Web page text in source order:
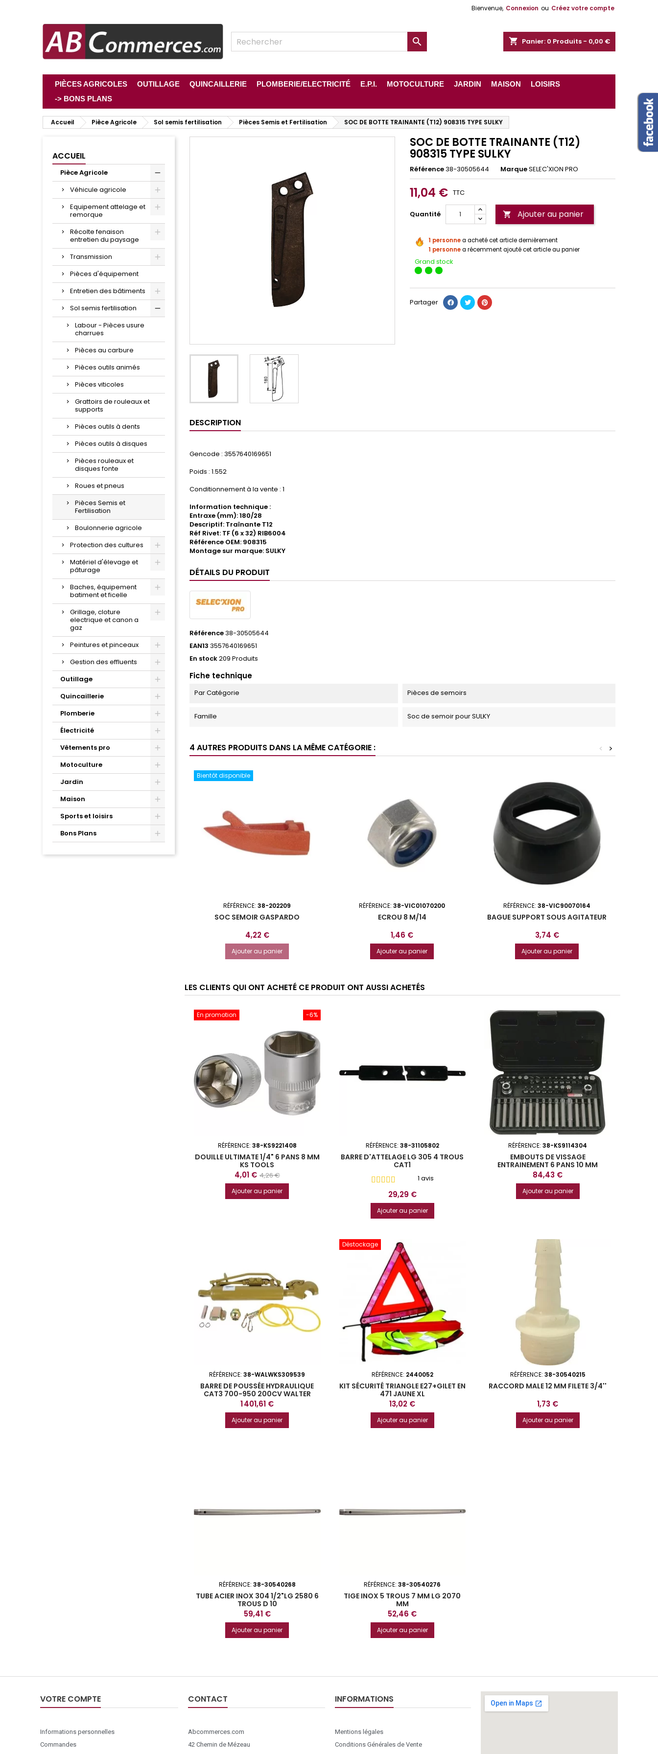
Bienvenue, Connexion ou Créez votre compte
shopping_cart Panier: 0 Produits - 0,00 €

PIÈCES AGRICOLES OUTILLAGE QUINCAILLERIE PLOMBERIE/ELECTRICITÉ E.P.I. MOTOCULTURE JARDIN MAISON
LOISIRS
-> BONS PLANS
Accueil Pièce Agricole Sol semis fertilisation Pièces Semis et Fertilisation SOC DE BOTTE TRAINANTE (T12) 908315 TYPE SULKY
ACCUEIL
Pièce Agricole
Véhicule agricole
Equipement attelage et
remorque
Récolte fenaison
entretien du paysage
Transmission
Pièces d'équipement
Entretien des bâtiments
Sol semis fertilisation
Labour - Pièces usure
charrues
Pièces au carbure
Pièces outils animés
Pièces viticoles
Grattoirs de rouleaux et
supports
Pièces outils à dents
Pièces outils à disques
Pièces rouleaux et
disques fonte
Roues et pneus
Pièces Semis et
Fertilisation
Boulonnerie agricole
Protection des cultures
Matériel d'élevage et
pâturage
Baches, équipement
batiment et ficelle
Grillage, cloture
electrique et canon a
gaz
Peintures et pinceaux
Gestion des effluents
Outillage
Quincaillerie
Plomberie
Électricité
Vêtements pro
Motoculture
Jardin
Maison
Sports et loisirs
Bons Plans
SOC DE BOTTE TRAINANTE (T12)
908315 TYPE SULKY
Référence38-30505644 MarqueSELEC'XION PRO
11,04 € TTC
Quantité  Ajouter au panier
1 personnea acheté cet article dernièrement
1 personnea récemment ajouté cet article au panier
Grand stock
Partager
DESCRIPTION
Gencode : 3557640169651
Poids : 1.552
Conditionnement à la vente : 1
Information technique :
Entraxe (mm): 180/28
Descriptif: Traînante T12
Réf Rivet: TF (6 x 32) RIB6004
Référence OEM: 908315
Montage sur marque: SULKY
DÉTAILS DU PRODUIT
Référence38-30505644
EAN13 3557640169651
En stock209 Produits
Fiche technique
Par Catégorie Pièces de semoirs
Famille Soc de semoir pour SULKY
4 AUTRES PRODUITS DANS LA MÊME CATÉGORIE : >
<
Bientôt disponible
RÉFÉRENCE: 38-202209
SOC SEMOIR GASPARDO
Prix
4,22 €
Ajouter au panier
RÉFÉRENCE: 38-VIC01070200
ECROU 8 M/14
Prix
1,46 €
Ajouter au panier
RÉFÉRENCE: 38-VIC90070164
BAGUE SUPPORT SOUS AGITATEUR
Prix
3,74 €
Ajouter au panier
LES CLIENTS QUI ONT ACHETÉ CE PRODUIT ONT AUSSI ACHETÉS
-6%
En promotion
RÉFÉRENCE: 38-KS9221408
DOUILLE ULTIMATE 1/4" 6 PANS 8 MM
KS TOOLS
Prix
4,01 € Prix
de
base
4,26 €
Ajouter au panier
RÉFÉRENCE: 38-31105802
BARRE D'ATTELAGE LG 305 4 TROUS
CAT1
1 avis
Prix
29,29 €
Ajouter au panier
RÉFÉRENCE:38-KS9114304
EMBOUTS DE VISSAGE
ENTRAINEMENT 6 PANS 10 MM
COFFRET DE 42 PIECES KS TOOLS
Prix
84,43 €
Ajouter au panier
RÉFÉRENCE:38-WALWKS309539
BARRE DE POUSSÉE HYDRAULIQUE
CAT3 700-950 200CV WALTER
Prix
1 401,61 €
Ajouter au panier
Déstockage
RÉFÉRENCE: 2440052
KIT SÉCURITÉ TRIANGLE E27+GILET EN
471 JAUNE XL
Prix
13,02 €
Ajouter au panier
RÉFÉRENCE: 38-30540215
RACCORD MALE 12 MM FILETE 3/4''
Prix
1,73 €
Ajouter au panier
RÉFÉRENCE: 38-30540268
TUBE ACIER INOX 304 1/2"LG 2580 6
TROUS D 10
Prix
59,41 €
Ajouter au panier
RÉFÉRENCE:38-30540276
TIGE INOX 5 TROUS 7 MM LG 2070
MM
Prix
52,46 €
Ajouter au panier
VOTRE COMPTE
Informations personnelles
Commandes
CONTACT
Abcommerces.com
42 Chemin de Mézeau
INFORMATIONS
Mentions légales
Conditions Générales de Vente